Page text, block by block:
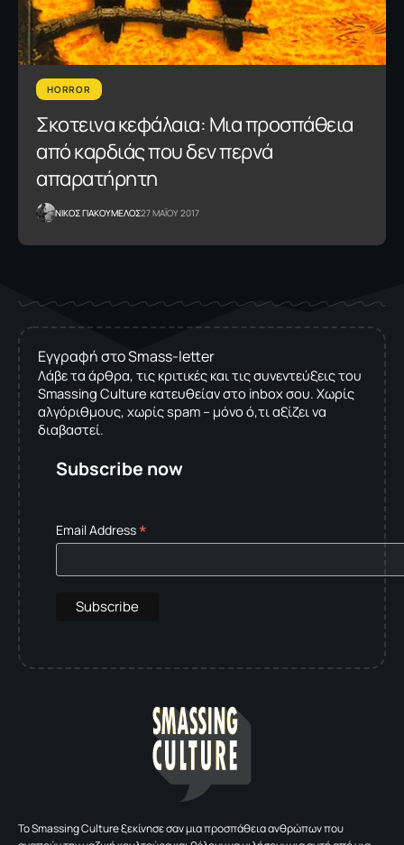
HORROR
Σκοτεινα κεφάλαια: Μια προσπάθεια
από καρδιάς που δεν περνά
απαρατήρητη
NΙΚΟΣ ΓΙΑΚΟΥΜΕΛΟΣ27 ΜΑΪΟΥ 2017
Εγγραφή στο Smass-letter
Λάβε τα άρθρα, τις κριτικές και τις συνεντεύξεις του
Smassing Culture κατευθείαν στο inbox σου. Χωρίς
αλγόριθμους, χωρίς spam – μόνο ό,τι αξίζει να
διαβαστεί.
Subscribe now
Email Address*
To Smassing Culture ξεκίνησε σαν μια προσπάθεια ανθρώπων που